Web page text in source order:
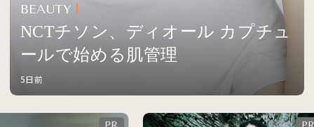
BEAUTY
NCTチソン、ディオール カプチュ
ールで始める肌管理
5日前